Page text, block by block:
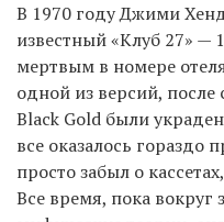
В 1970 году Джими
известный «Клуб 27» —
мертвым в номере
одной из версий, после
Black Gold были
все оказалось гораздо
просто забыл о
Все время, пока вокруг